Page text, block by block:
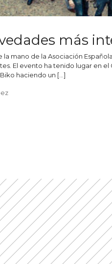
más
la mano de la Asociación
El evento ha tenido lugar en
haciendo un […]